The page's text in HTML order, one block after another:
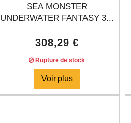
SEA MONSTER
UNDERWATER FANTASY 3...
308,29 €
Rupture de stock
Voir plus